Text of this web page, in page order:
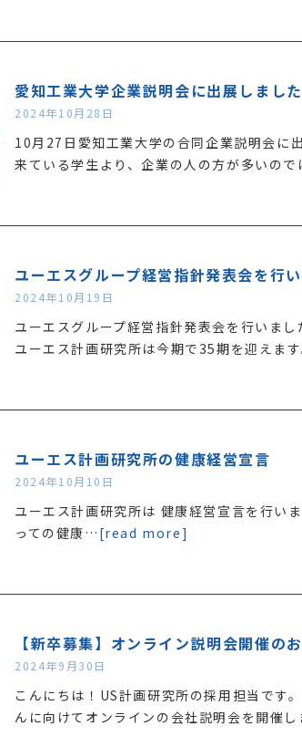
愛知工業大学企業説明会に出展しました
2024年10月28日
10月27日愛知工業大学の合同企業説明会に
来ている学生より、企業の人の方が多いの
ユーエスグループ経営指針発表会を行
2024年10月19日
ユーエスグループ経営指針発表会を行いま
ユーエス計画研究所は今期で35期を迎えま
ユーエス計画研究所の健康経営宣言
2024年10月10日
ユーエス計画研究所は 健康経営宣言を行い
っての健康… [read more]
【新卒募集】オンライン説明会開催の
2024年9月30日
こんにちは！US計画研究所の採用担当で
んに向けてオンラインの会社説明会を開催